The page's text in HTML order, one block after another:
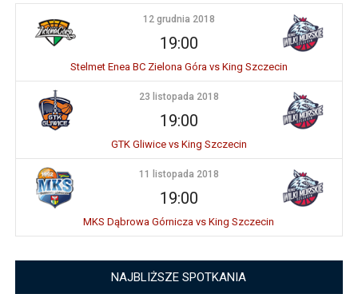
12 grudnia 2018
19:00
Stelmet Enea BC Zielona Góra vs King Szczecin
23 listopada 2018
19:00
GTK Gliwice vs King Szczecin
11 listopada 2018
19:00
MKS Dąbrowa Górnicza vs King Szczecin
NAJBLIŻSZE SPOTKANIA